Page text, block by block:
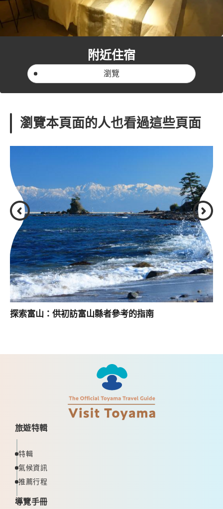
附近住宿
瀏覽
瀏覽本頁面的人也看過這些頁面
探索富山：供初訪富山縣者參考的指南
旅遊特輯
特輯
氣候資訊
推薦行程
導覽手冊